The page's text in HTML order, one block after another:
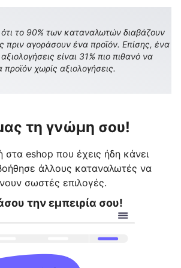
το 90% των καταναλωτών διαβάζουν
πριν αγοράσουν ένα προϊόν. Επίσης, ένα
είναι 31% πιο πιθανό να
χωρίς αξιολογήσεις.
τη γνώμη σου!
στα eshop που έχεις ήδη κάνει
άλλους καταναλωτές να
σωστές επιλογές.
την εμπειρία σου!